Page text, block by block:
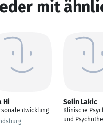
mit
Hi Selin Lakic
Klinische
und